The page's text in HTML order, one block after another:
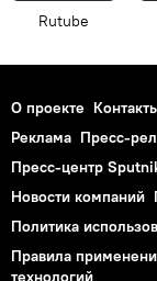
Rutube
О проекте
Реклама Пресс-
Пресс-центр
Новости компаний
Политика
Правила
технологий